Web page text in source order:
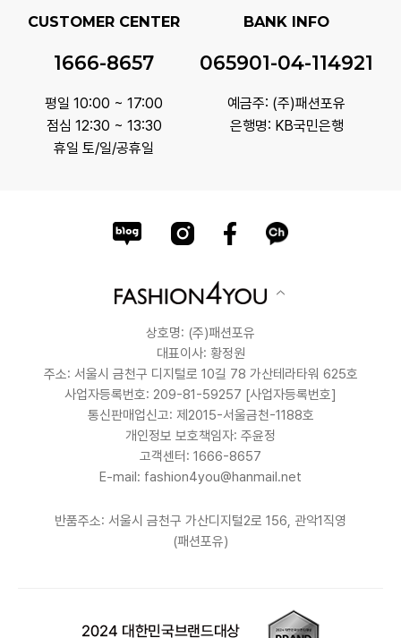
CUSTOMER CENTER
1666-8657
평일 10:00 ~ 17:00
점심 12:30 ~ 13:30
휴일 토/일/공휴일
BANK INFO
065901-04-114921
예금주: (주)패션포유
은행명: KB국민은행
상호명: (주)패션포유
대표이사: 황정원
주소: 서울시 금천구 디지털로 10길 78 가산테라타워 625호
사업자등록번호: 209-81-59257 [사업자등록번호]
통신판매업신고: 제2015-서울금천-1188호
개인정보 보호책임자: 주윤정
고객센터: 1666-8657
E-mail: fashion4you@hanmail.net
반품주소: 서울시 금천구 가산디지털2로 156, 관악1직영
(패션포유)